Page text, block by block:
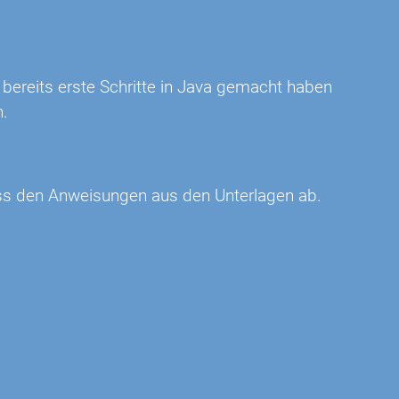
erste Schritte in Java gemacht haben
den Anweisungen aus den Unterlagen ab.